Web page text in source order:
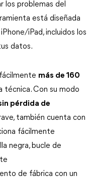
los problemas del
está diseñada
iPad, incluidos los
datos.
más de 160
técnica. Con su modo
pérdida de
también cuenta con
fácilmente
negra, bucle de
de fábrica con un